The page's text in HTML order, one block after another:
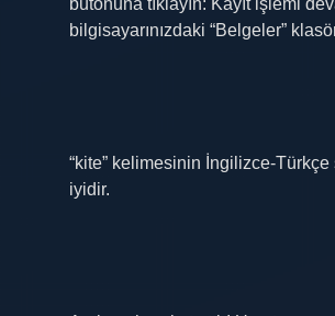
butonuna tıklayın: Kayıt işlemi
bilgisayarınızdaki “Belgeler”
“kite” kelimesinin İngilizce-
iyidir.